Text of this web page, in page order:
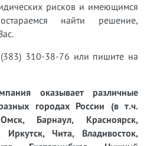
рисков и имеющимся
найти решение,
310-38-76 или пишите на
оказывает различные
городах России (в т.ч.
Барнаул, Красноярск,
Иркутск, Чита, Владивосток,